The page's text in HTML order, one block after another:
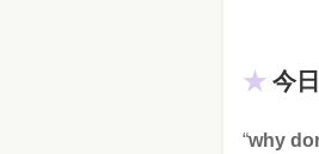
今
“why